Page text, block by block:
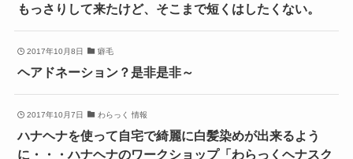
もっさりして来たけど、そこまで短くはしたくない。
2017年10月8日 癖毛
ヘアドネーション？是非是非～
2017年10月7日 わらっく 情報
ハナヘナを使って自宅で綺麗に白髪染めが出来るよう
に・・・ハナヘナのワークショップ「わらっくヘナスク